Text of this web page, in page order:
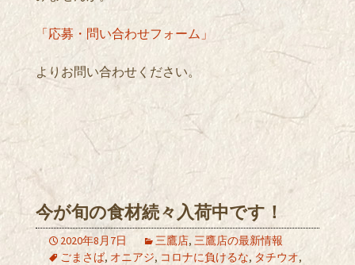
「応募・問い合わせフォーム」
よりお問い合わせください。
今が旬の食材続々入荷中です！
2020年8月7日 三鷹店, 三鷹店の最新情報
ごまさば, オニアジ, コロナに負けるな, タチウオ,